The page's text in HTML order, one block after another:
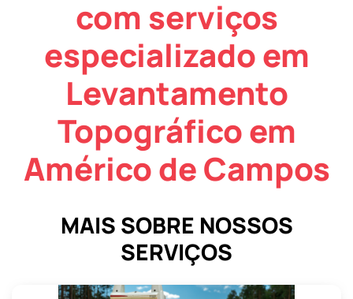
com serviços
especializado em
Levantamento
Topográfico em
Américo de Campos
MAIS SOBRE NOSSOS
SERVIÇOS